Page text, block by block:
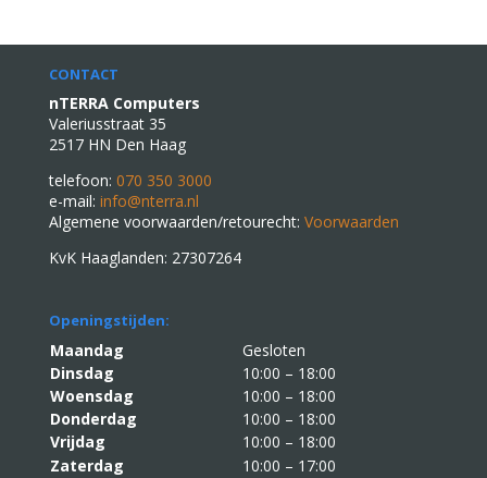
CONTACT
nTERRA Computers
Valeriusstraat 35
2517 HN Den Haag
telefoon: 070 350 3000
e-mail: info@nterra.nl
Algemene voorwaarden/retourecht: Voorwaarden
KvK Haaglanden: 27307264
Openingstijden:
Maandag
Gesloten
Dinsdag
10:00 – 18:00
Woensdag
10:00 – 18:00
Donderdag
10:00 – 18:00
Vrijdag
10:00 – 18:00
Zaterdag
10:00 – 17:00